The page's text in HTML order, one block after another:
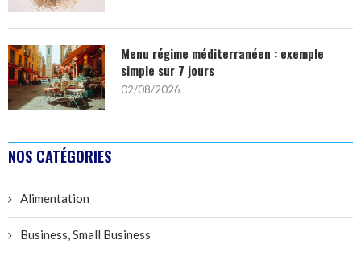
Menu régime méditerranéen : exemple
simple sur 7 jours
02/08/2026
NOS CATÉGORIES
Alimentation
Business, Small Business